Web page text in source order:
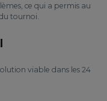
ce qui a permis au
tournoi.
viable dans les 24